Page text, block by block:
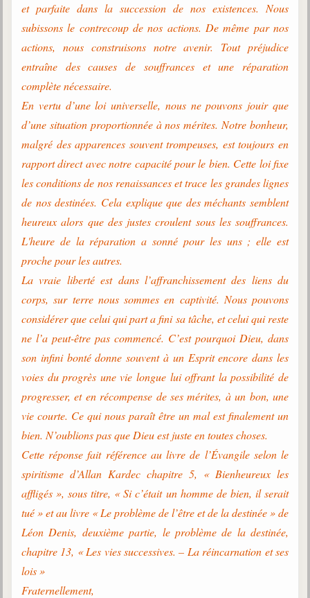
et parfaite dans la succession de nos existences. Nous
subissons le contrecoup de nos actions. De même par nos
actions, nous construisons notre avenir. Tout préjudice
entraîne des causes de souffrances et une réparation
complète nécessaire.
En vertu d’une loi universelle, nous ne pouvons jouir que
d’une situation proportionnée à nos mérites. Notre bonheur,
malgré des apparences souvent trompeuses, est toujours en
rapport direct avec notre capacité pour le bien. Cette loi fixe
les conditions de nos renaissances et trace les grandes lignes
de nos destinées. Cela explique que des méchants semblent
heureux alors que des justes croulent sous les souffrances.
L'heure de la réparation a sonné pour les uns ; elle est
proche pour les autres.
La vraie liberté est dans l’affranchissement des liens du
corps, sur terre nous sommes en captivité. Nous pouvons
considérer que celui qui part a fini sa tâche, et celui qui reste
ne l’a peut-être pas commencé. C’est pourquoi Dieu, dans
son infini bonté donne souvent à un Esprit encore dans les
voies du progrès une vie longue lui offrant la possibilité de
progresser, et en récompense de ses mérites, à un bon, une
vie courte. Ce qui nous paraît être un mal est finalement un
bien. N’oublions pas que Dieu est juste en toutes choses.
Cette réponse fait référence au livre de l’Évangile selon le
spiritisme d’Allan Kardec chapitre 5, « Bienheureux les
affligés », sous titre, « Si c’était un homme de bien, il serait
tué » et au livre « Le problème de l’être et de la destinée » de
Léon Denis, deuxième partie, le problème de la destinée,
chapitre 13, « Les vies successives. – La réincarnation et ses
lois »
Fraternellement,